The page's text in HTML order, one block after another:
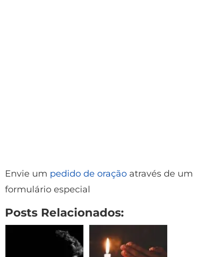
Envie um pedido de oração através de um
formulário especial
Posts Relacionados: